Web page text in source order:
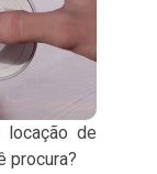
locação de
procura?